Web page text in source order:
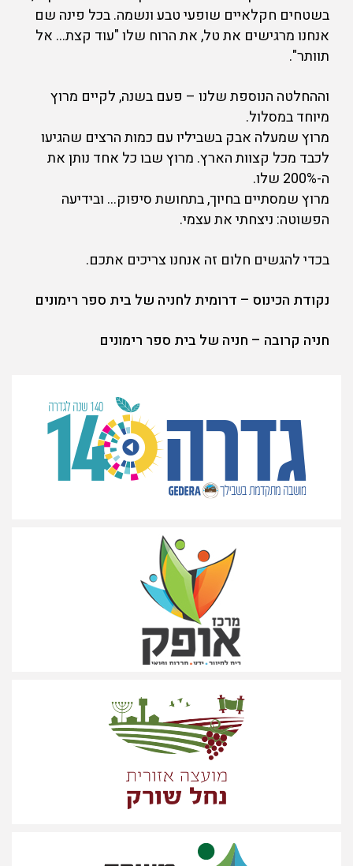
בשטחים חקלאיים שופעי טבע ונשמה. בכל פינה שם
אנחנו מרגישים את טל, את הרוח שלו "עוד קצת… אל
תוותר".
וההחלטה הנוספת שלנו – פעם בשנה, לקיים מרוץ
מיוחד במסלול.
מרוץ שמעלה אבק בשביליו עם כמות הרצים שהגיעו
לכבד מכל קצוות הארץ. מרוץ שבו כל אחד נותן את
ה-200% שלו.
מרוץ שמסתיים בחיוך, בתחושת סיפוק… ובידיעה
הפשוטה: ניצחתי את עצמי.
בכדי להגשים חלום זה אנחנו צריכים אתכם.
נקודת הכינוס – דרומית לחניה של בית ספר רימונים
חניה קרובה – חניה של בית ספר רימונים